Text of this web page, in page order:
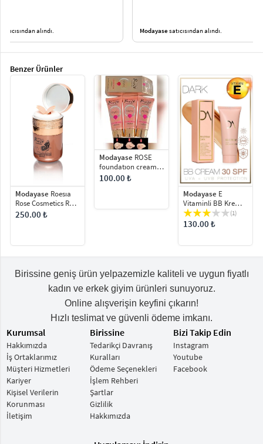
satıcısından alındı.
Benzer Ürünler
Modayase Roesıa
Rose Cosmetics Rose
Butterfly Aır
250.00 ₺
Modayase ROSE
foundatıon cream
matte bb
100.00 ₺
Modayase E
Vitaminli BB Krem
Yüksek Korumalı 30
SPF /UVA + UVB-Cilt
(1)
130.00 ₺
Birissine geniş ürün yelpazemizle kaliteli ve uygun fiyatlı
kadın ve erkek giyim ürünleri sunuyoruz.
Online alışverişin keyfini çıkarın!
Hızlı teslimat ve güvenli ödeme imkanı.
Kurumsal
Hakkımızda
İş Ortaklarımız
Müşteri Hizmetleri
Kariyer
Kişisel Verilerin
Korunması
İletişim
Birissine
Tedarikçi Davranış
Kuralları
Ödeme Seçenekleri
İşlem Rehberi
Şartlar
Gizlilik
Hakkımızda
Bizi Takip Edin
Instagram
Youtube
Facebook